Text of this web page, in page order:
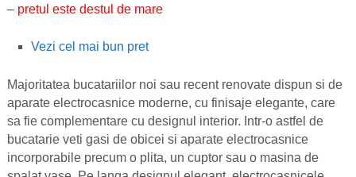
– pretul este destul de mare
Vezi cel mai bun pret
Majoritatea bucatariilor noi sau recent renovate dispun si de
aparate electrocasnice moderne, cu finisaje elegante, care
sa fie complementare cu designul interior. Intr-o astfel de
bucatarie veti gasi de obicei si aparate electrocasnice
incorporabile precum o plita, un cuptor sau o masina de